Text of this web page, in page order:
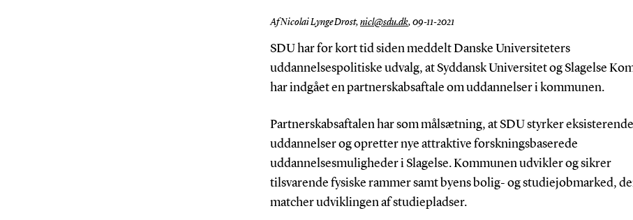
Af Nicolai Lynge Drost, nicl@sdu.dk, 09-11-2021
SDU har for kort tid siden meddelt Danske Universiteters
uddannelsespolitiske udvalg, at Syddansk Universitet og Slagelse
har indgået en partnerskabsaftale om uddannelser i kommunen.
Partnerskabsaftalen har som målsætning, at SDU styrker eksisterende
uddannelser og opretter nye attraktive forskningsbaserede
uddannelsesmuligheder i Slagelse. Kommunen udvikler og sikrer
tilsvarende fysiske rammer samt byens bolig- og studiejobmarked,
matcher udviklingen af studiepladser.